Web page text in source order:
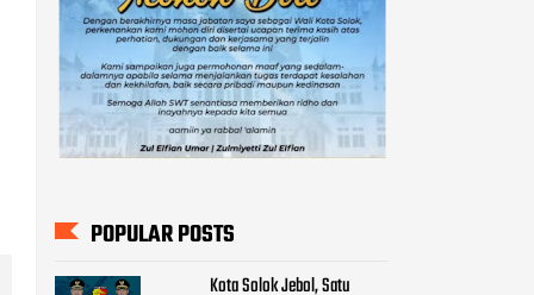
POPULAR POSTS
Kota Solok Jebol, Satu
Warga Positif Covid-19
Positif Covid-19 Langsung
Pandung